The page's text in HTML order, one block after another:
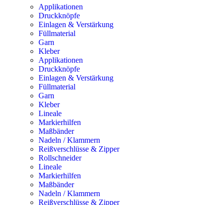
Applikationen
Druckknöpfe
Einlagen & Verstärkung
Füllmaterial
Garn
Kleber
Applikationen
Druckknöpfe
Einlagen & Verstärkung
Füllmaterial
Garn
Kleber
Lineale
Markierhilfen
Maßbänder
Nadeln / Klammern
Reißverschlüsse & Zipper
Rollschneider
Lineale
Markierhilfen
Maßbänder
Nadeln / Klammern
Reißverschlüsse & Zipper